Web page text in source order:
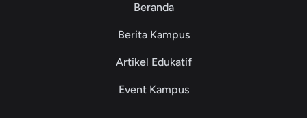
Beranda
Berita Kampus
Artikel Edukatif
Event Kampus